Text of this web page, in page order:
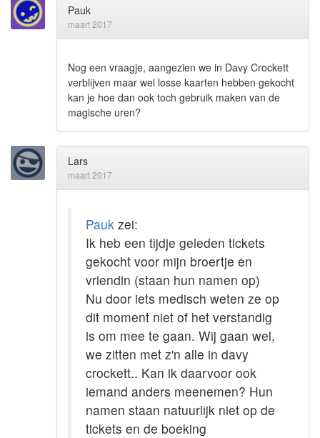
Pauk
maart 2017
Nog een vraagje, aangezien we in Davy Crockett
verblijven maar wel losse kaarten hebben gekocht
kan je hoe dan ook toch gebruik maken van de
magische uren?
Lars
maart 2017
Pauk zei:
Ik heb een tijdje geleden tickets
gekocht voor mijn broertje en
vriendin (staan hun namen op)
Nu door iets medisch weten ze op
dit moment niet of het verstandig
is om mee te gaan. Wij gaan wel,
we zitten met z'n alle in davy
crockett.. Kan ik daarvoor ook
iemand anders meenemen? Hun
namen staan natuurlijk niet op de
tickets en de boeking